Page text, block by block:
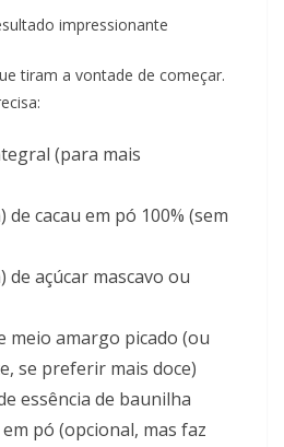
impressionante
tiram a vontade de começar.
(para mais
de cacau em pó 100% (sem
de açúcar mascavo ou
meio amargo picado (ou
se preferir mais doce)
essência de baunilha
pó (opcional, mas faz